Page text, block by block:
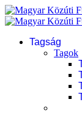
Tagság
Tagok